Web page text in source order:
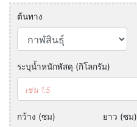
ต้นทาง
ระบุน้ำหนักพัสดุ (กิโลกรัม)
กว้าง (ซม) ยาว (ซม)